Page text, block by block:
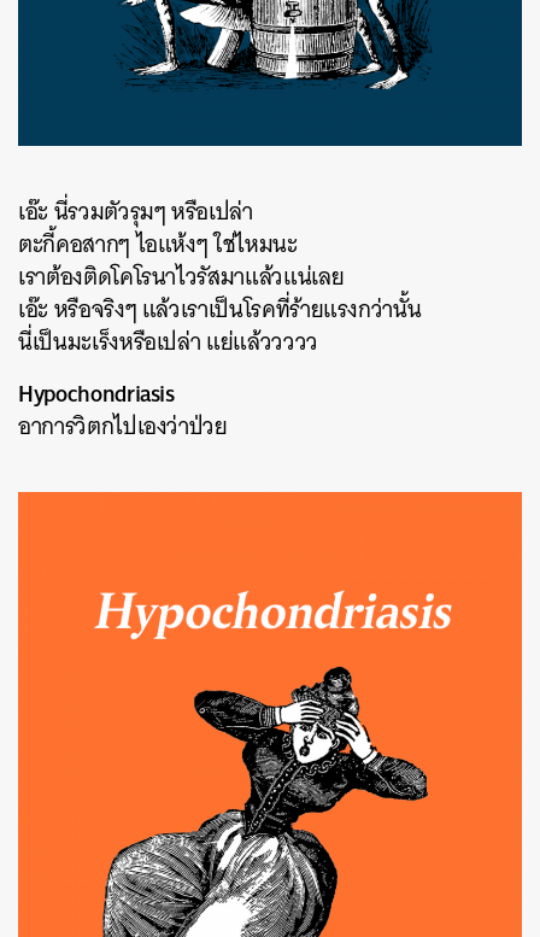
เอ๊ะ นี่รวมตัวรุมๆ หรือเปล่า
ตะกี้คอสากๆ ไอแห้งๆ ใช่ไหมนะ
เราต้องติดโคโรนาไวรัสมาแล้วแน่เลย
เอ๊ะ หรือจริงๆ แล้วเราเป็นโรคที่ร้ายแรงกว่านั้น
นี่เป็นมะเร็งหรือเปล่า แย่แล้ววววว
Hypochondriasis
อาการวิตกไปเองว่าป่วย